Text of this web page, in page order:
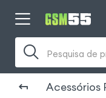
Pesquisa de
Acessórios